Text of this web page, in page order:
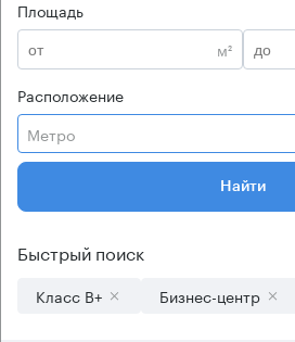
Площадь
м²
Расположение
Метро
Найти
Быстрый поиск
Класс B+ Бизнес-центр